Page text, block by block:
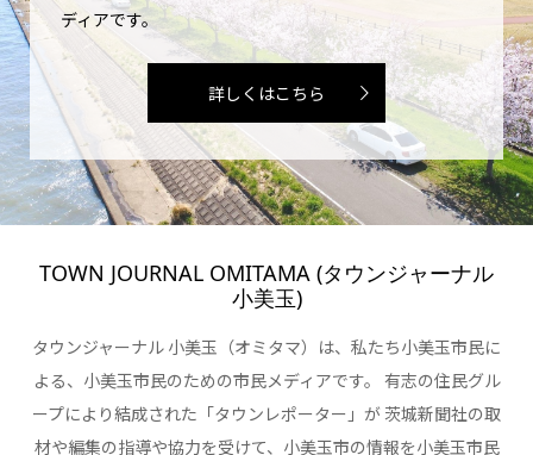
ディアです。
詳しくはこちら
TOWN JOURNAL OMITAMA (タウンジャーナル
小美玉)
タウンジャーナル 小美玉（オミタマ）は、私たち小美玉市民に
よる、小美玉市民のための市民メディアです。 有志の住民グル
ープにより結成された「タウンレポーター」が 茨城新聞社の取
材や編集の指導や協力を受けて、小美玉市の情報を小美玉市民